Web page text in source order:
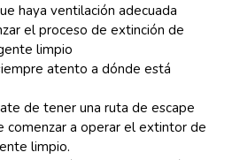
haya ventilación adecuada
el proceso de extinción de
limpio
atento a dónde está
de tener una ruta de escape
comenzar a operar el extintor de
limpio.